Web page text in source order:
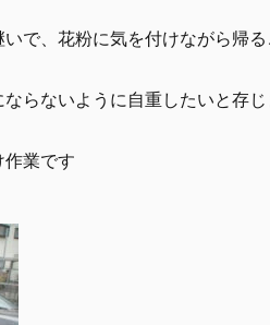
で、花粉に気を付けながら帰
らないように自重したいと存じ
作業です